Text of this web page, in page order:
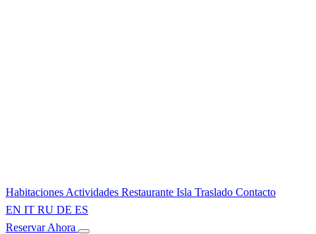
Habitaciones Actividades Restaurante Isla Traslado Contacto
EN IT RU DE ES
Reservar Ahora